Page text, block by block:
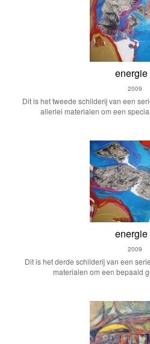
energie
2009
Dit is het tweede schilderij van een
allerlei materialen om een
energie
2009
Dit is het derde schilderij van een
materialen om een bepaald